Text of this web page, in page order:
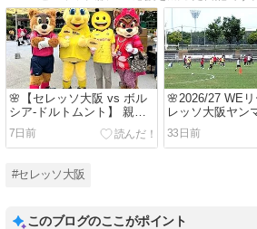
🌸【セレッソ大阪 vs ボル
シア-ドルトムント】 親善
試合《 CEREZO OSAKA
GLOBAL CHALLENGE
-2026- 》 に行って来まし
7日前
🌸2026/27 WE
レッソ大阪ヤン
ース】チーム始
公開）に行って
33日前
#セレッソ大阪
このブログのここがポイント